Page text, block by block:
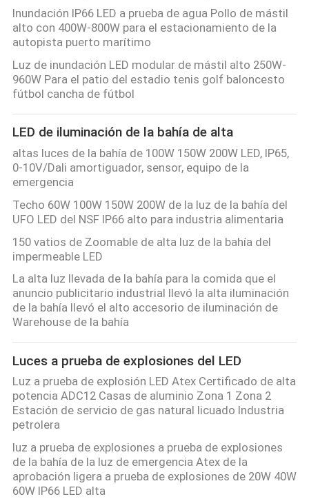
PRIVACY
POLICY
Inundación IP66 LED a prueba de agua Pollo de mástil
alto con 400W-800W para el estacionamiento de la
autopista puerto marítimo
Luz de inundación LED modular de mástil alto 250W-
960W Para el patio del estadio tenis golf baloncesto
fútbol cancha de fútbol
LED de iluminación de la bahía de alta
altas luces de la bahía de 100W 150W 200W LED, IP65,
0-10V/Dali amortiguador, sensor, equipo de la
emergencia
Techo 60W 100W 150W 200W de la luz de la bahía del
UFO LED del NSF IP66 alto para industria alimentaria
150 vatios de Zoomable de alta luz de la bahía del
impermeable LED
La alta luz llevada de la bahía para la comida que el
anuncio publicitario industrial llevó la alta iluminación
de la bahía llevó el alto accesorio de iluminación de
Warehouse de la bahía
Luces a prueba de explosiones del LED
Luz a prueba de explosión LED Atex Certificado de alta
potencia ADC12 Casas de aluminio Zona 1 Zona 2
Estación de servicio de gas natural licuado Industria
petrolera
luz a prueba de explosiones a prueba de explosiones
de la bahía de la luz de emergencia Atex de la
aprobación ligera a prueba de explosiones de 20W 40W
60W IP66 LED alta